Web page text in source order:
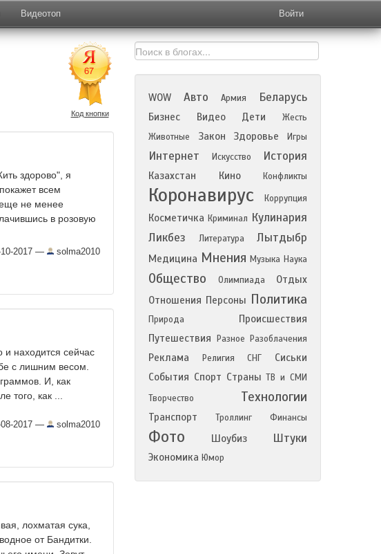
Видеотоп Войти
Код кнопки
здорово", я
всем
еще не менее
в розовую
2017 — solma2010
находится сейчас
с лишним весом.
И, как
того, как ...
2017 — solma2010
лохматая сука,
от Бандитки.
WOW Авто Армия Беларусь
Бизнес Видео Дети
Жесть
Животные
Закон Здоровье Игры
Интернет Искусство История
Казахстан Кино Конфликты
Коронавирус Коррупция
Косметичка Криминал Кулинария
Ликбез
Литература Лытдыбр
Медицина Мнения Музыка Наука
Общество Олимпиада
Отдых
Отношения Персоны Политика
Природа
Происшествия
Путешествия
Разное Разоблачения
Реклама Религия СНГ
Сиськи
События Спорт Страны ТВ и СМИ
Творчество
Технологии
Транспорт Троллинг Финансы
Фото Шоубиз Штуки
Экономика Юмор